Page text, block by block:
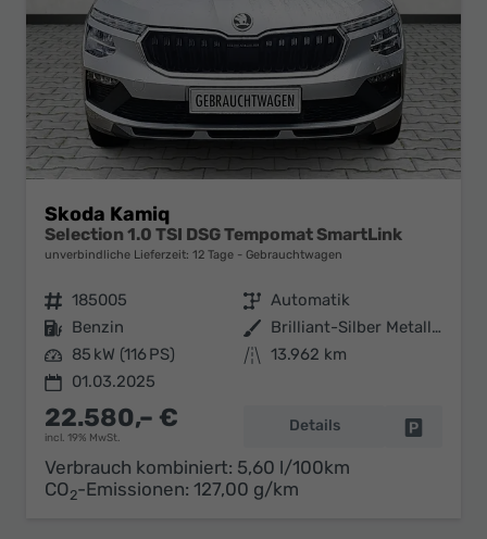
Skoda Kamiq
Selection 1.0 TSI DSG Tempomat SmartLink
unverbindliche Lieferzeit: 12 Tage Gebrauchtwagen
Fahrzeugnr. 185005 Getriebe Automatik
Kraftstoff Benzin Außenfarbe
Brilliant-Silber Metallic
Leistung 85 kW (116 PS) Kilometerstand 13.962 km
01.03.2025
22.580,– €
incl. 19% MwSt.
Details
Verbrauch kombiniert: 5,60 l/100km
CO2-Emissionen: 127,00 g/km